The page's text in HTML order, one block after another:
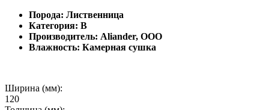
Порода: Лиственница
Категория: В
Производитель: Aliander, ООО
Влажность: Камерная сушка
Ширина (мм):
120